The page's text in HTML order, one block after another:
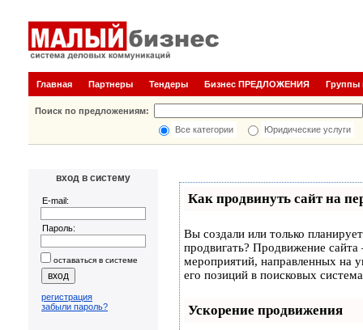
Главная Партнеры Тендеры Бизнес ПРЕДЛОЖЕНИЯ
Поиск по предложениям:
Все категории
Юридические услуги
вход в систему
E-mail:
Пароль:
оставаться в системе
регистрация
забыли пароль?
Как продвинуть сайт на
Вы создали или только
продвигать? Продвижение
мероприятий, направленных на
его позиций в поисковых
Ускорение продвижения